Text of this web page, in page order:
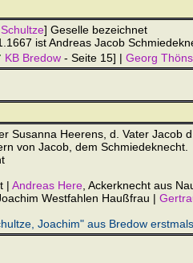
] Geselle bezeichnet
ist Andreas Jacob
KB Bredow - Seite 15] | Georg Thöns
Susanna Heerens, d. Vater
von Jacob, dem Schmiedeknecht.
| Andreas Here , Ackerknecht aus
Joachim Westfahlen Haußfrau |
Joachim" aus Bredow